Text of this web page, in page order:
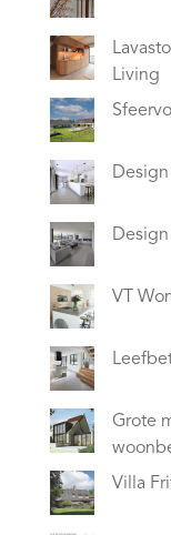
Living
VT
Grote
Villa